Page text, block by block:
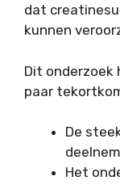
dat
kunnen
Dit onderzoek
paar
De
Het